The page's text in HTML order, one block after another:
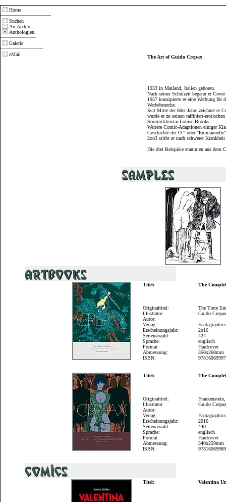
Home
Suchen
Art Archiv
Anthologien
Galerie
eMail
The Art of Guido Crepax
1933 in Mailand, Italien geboren.
Nach seiner Schulzeit begann er
1957 konzipierte er eine Werbung für
Werbebranche.
Seit Mitte der 60er Jahre zeichnet er
wurde er zu seinen raffiniert-
Stummfilmstar Louise Brooks.
Weitere Comic-Adaptionen einiger
Geschichte der O." oder
2oo3 stirbt er nach schwerer
Die drei Beispiele stammen aus dem
Titel: The
Originaltitel:
Illustrator:
Autor:
Verlag:
Erscheinungsjahr:
Seitenanzahl:
Sprache:
Format:
Abmessung:
ISBN:
The Time
Guido
Fantagraphics
2o16
424
englisch
Hardcover
356x260mm
Titel: The
Originaltitel:
Illustrator
Autor:
Verlag:
Erscheinungsjahr:
Seitenanzahl:
Sprache:
Format:
Abmessung:
ISBN:
Guido
Fantagraphics
2016
440
englisch
Hardcover
340x259mm
Titel: Valentina